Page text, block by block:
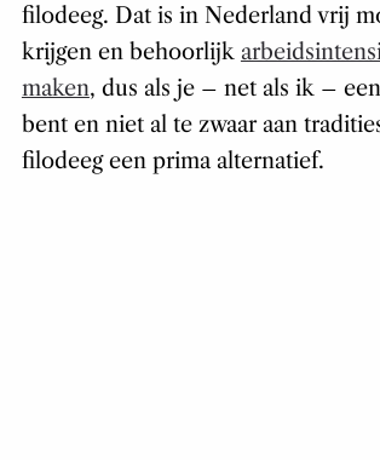
filodeeg. Dat is in Nederland vrij
krijgen en behoorlijk
maken, dus als je – net als ik –
bent en niet al te zwaar aan
filodeeg een prima alternatief.